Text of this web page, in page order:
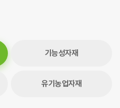
기능성자재
유기농업자재